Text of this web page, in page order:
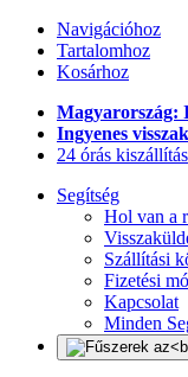
Navigációhoz
Tartalomhoz
Kosárhoz
Magyarország:
Ingyenes
24 órás kiszállítás
Segítség
Hol van a
Szállítási
Fizetési
Kapcsolat
Minden